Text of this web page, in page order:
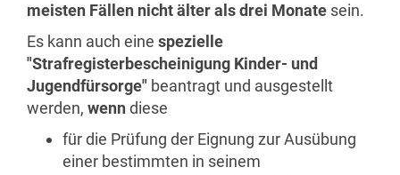
meisten Fällen nicht älter als drei Monate sein.
Es kann auch eine spezielle
"Strafregisterbescheinigung Kinder- und
Jugendfürsorge" beantragt und ausgestellt
werden, wenndiese
für die Prüfung der Eignung zur Ausübung
einer bestimmten in seinem